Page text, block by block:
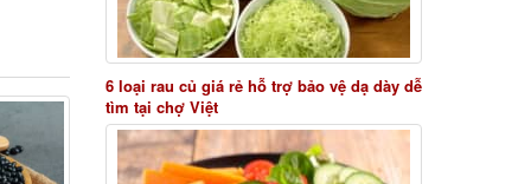
6 loại rau củ giá rẻ hỗ trợ bảo vệ dạ dày dễ
tìm tại chợ Việt